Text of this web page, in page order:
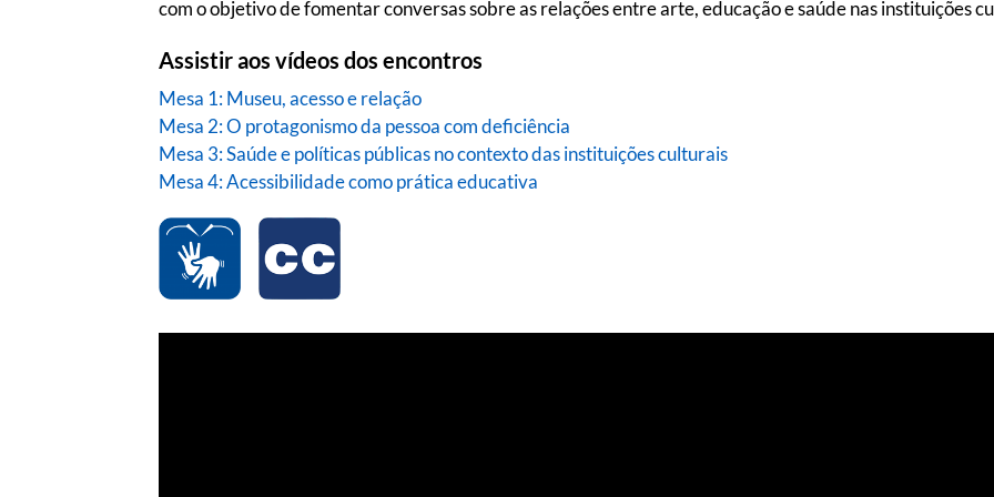
com o objetivo de fomentar conversas sobre as relações entre arte, educação e saúde nas instituições
Assistir aos vídeos dos encontros
Mesa 1: Museu, acesso e relação
Mesa 2: O protagonismo da pessoa com deficiência
Mesa 3: Saúde e políticas públicas no contexto das instituições culturais
Mesa 4: Acessibilidade como prática educativa